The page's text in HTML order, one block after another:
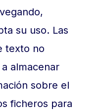
su uso. Las
texto no
almacenar
sobre el
ficheros para